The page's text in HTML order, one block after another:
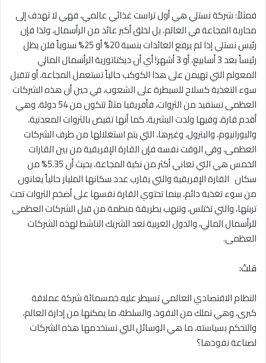
فمثلاً: شركة نستلي هي أول تراست غذائي عالمي، فهي لا تهدف إلى
محاربة المجاعة في العالم، بل لخلق أكبر عائد من الرأسمال، ولذا فإن
رئيس نستلي إذا لم يرفع العائدات بنسبة 20% أو 25% سنوياً فلن يظل
رئيساً بعد 3 أسابيع، أو 3 أشهر! أي أن ديكتاتورية الرأسمال المالي
المعولم التي تهيمن على هذا الكوكب حالياً تستعمل المجاعة، أو تتقبل
سوء التغذية كسلاح للسيطرة على الشعوب، في حين أن هذه الشركات
العظمى تستفيد من الثروات، فأفريقيا مثلاً تتكون من 54 دولة، وهي
أقدم قارة، وفيها ولدت البشرية، كما أنها تفيض بالثروات المعدنية،
واليورانيوم، والبترول، وغيرها، التي يتم استغلالها من طرف الشركات
العظمى، وفي الوقت نفسه فإن القارة الإفريقية من بين القارات
الخمس هي التي تعاني أكثر من نكبة المجاعة، بحيث أن 5.35% من
سكان القارة الإفريقية والتي يقارب عدد سكانها المليار حالياً يعانون
من سوء تغذية دائم، بينما تحتوي القارة نفسها على أضخم الثروات تحت
تربتها، والتي تختلس، وتنهب بطريقة منظمة من قبل الشركات العظمى
للرأسمال المالي، والدول الغربية تعد الشريك الناشط لهذه الشركات
العظمى.
قلتُ:
النظام الاقتصادي العالمي تسيطر عليه خمسمائة شركة عملاقة
كبرى، وهي تملك من النفوذ، والسلطة، ما يمكنها من إدارة العالم،
والتحكم بسياسته، ما هي الوسائل التي تستخدمها هذه الشركات
لصناعة نفوذها؟